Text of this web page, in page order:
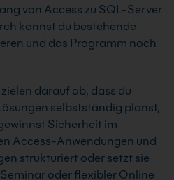
von Access zu SQL-Server
kannst du bestehende
und das Programm noch
darauf ab, dass du
selbstständig planst,
Sicherheit im
Access-Anwendungen und
strukturiert oder setzt sie
oder flexibler Online